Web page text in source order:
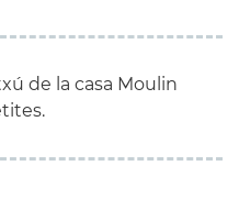
de la casa Moulin